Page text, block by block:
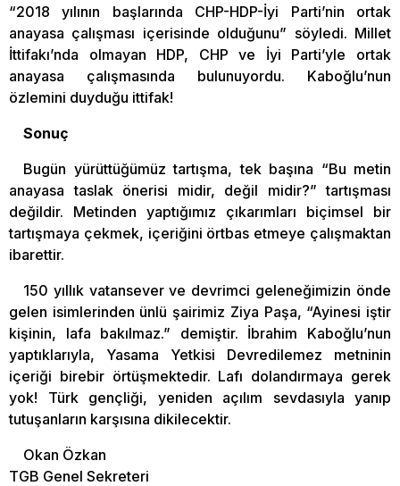
“2018 yılının başlarında CHP-HDP-İyi Parti’nin ortak
anayasa çalışması içerisinde olduğunu” söyledi. Millet
İttifakı’nda olmayan HDP, CHP ve İyi Parti’yle ortak
anayasa çalışmasında bulunuyordu. Kaboğlu’nun
özlemini duyduğu ittifak!
Sonuç
Bugün yürüttüğümüz tartışma, tek başına “Bu metin
anayasa taslak önerisi midir, değil midir?” tartışması
değildir. Metinden yaptığımız çıkarımları biçimsel bir
tartışmaya çekmek, içeriğini örtbas etmeye çalışmaktan
ibarettir.
150 yıllık vatansever ve devrimci geleneğimizin önde
gelen isimlerinden ünlü şairimiz Ziya Paşa, “Ayinesi iştir
kişinin, lafa bakılmaz.” demiştir. İbrahim Kaboğlu’nun
yaptıklarıyla, Yasama Yetkisi Devredilemez metninin
içeriği birebir örtüşmektedir. Lafı dolandırmaya gerek
yok! Türk gençliği, yeniden açılım sevdasıyla yanıp
tutuşanların karşısına dikilecektir.
Okan Özkan
TGB Genel Sekreteri